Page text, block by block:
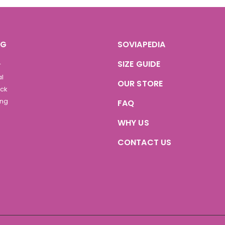
SOVIAPEDIA
SIZE GUIDE
OUR STORE
FAQ
WHY US
CONTACT US